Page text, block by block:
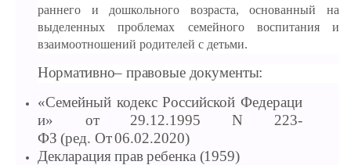
раннего и дошкольного возраста, основанный на
выделенных проблемах семейного воспитания и
взаимоотношений родителей с детьми.
Нормативно– правовые документы:
«Семейный кодекс Российской Федераци
и» от
29.12.1995 N
223-
ФЗ (ред. От06.02.2020)
Декларация правребенка (1959)